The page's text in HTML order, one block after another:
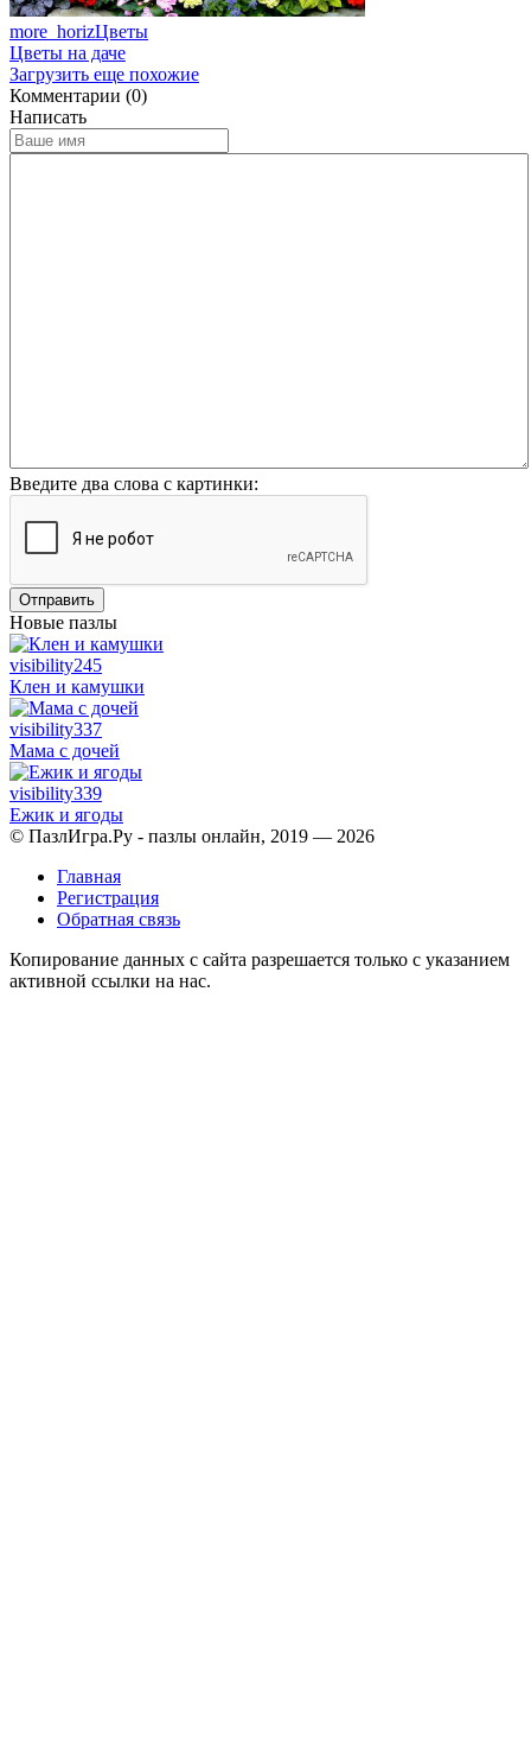
more_horizЦветы
Цветы на даче
Загрузить еще похожие
Комментарии (0)
Написать
Введите два слова с картинки:
Отправить
Новые пазлы
visibility245
Клен и камушки
visibility337
Мама с дочей
visibility339
Ежик и ягоды
© ПазлИгра.Ру - пазлы онлайн, 2019 — 2026
Главная
Регистрация
Обратная связь
Копирование данных с сайта разрешается только с указанием
активной ссылки на нас.